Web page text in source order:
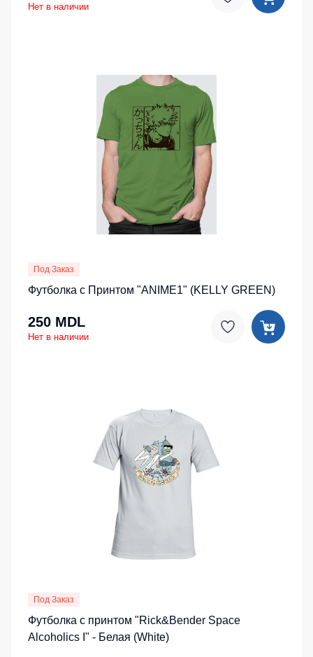
Нет в наличии
Под Заказ
Футболка с Принтом "ANIME1" (KELLY GREEN)
250 MDL
Нет в наличии
Под Заказ
Футболка с принтом "Rick&Bender Space
Alcoholics I" - Белая (White)